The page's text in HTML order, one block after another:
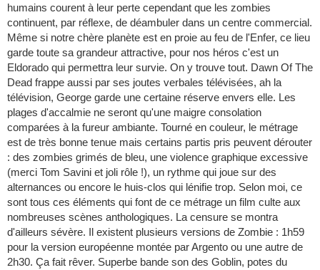
humains courent à leur perte cependant que les zombies
continuent, par réflexe, de déambuler dans un centre commercial.
Même si notre chère planète est en proie au feu de l'Enfer, ce lieu
garde toute sa grandeur attractive, pour nos héros c'est un
Eldorado qui permettra leur survie. On y trouve tout. Dawn Of The
Dead frappe aussi par ses joutes verbales télévisées, ah la
télévision, George garde une certaine réserve envers elle. Les
plages d'accalmie ne seront qu'une maigre consolation
comparées à la fureur ambiante. Tourné en couleur, le métrage
est de très bonne tenue mais certains partis pris peuvent dérouter
: des zombies grimés de bleu, une violence graphique excessive
(merci Tom Savini et joli rôle !), un rythme qui joue sur des
alternances ou encore le huis-clos qui lénifie trop. Selon moi, ce
sont tous ces éléments qui font de ce métrage un film culte aux
nombreuses scènes anthologiques. La censure se montra
d'ailleurs sévère. Il existent plusieurs versions de Zombie : 1h59
pour la version européenne montée par Argento ou une autre de
2h30. Ça fait rêver. Superbe bande son des Goblin, potes du